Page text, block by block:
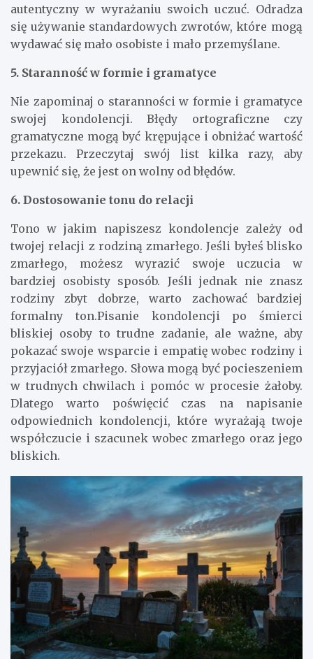
autentyczny w wyrażaniu swoich uczuć. Odradza
się używanie standardowych zwrotów, które mogą
wydawać się mało osobiste i mało przemyślane.
5. Staranność w formie i gramatyce
Nie zapominaj o staranności w formie i gramatyce
swojej kondolencji. Błędy ortograficzne czy
gramatyczne mogą być krępujące i obniżać wartość
przekazu. Przeczytaj swój list kilka razy, aby
upewnić się, że jest on wolny od błędów.
6. Dostosowanie tonu do relacji
Tono w jakim napiszesz kondolencje zależy od
twojej relacji z rodziną zmarłego. Jeśli byłeś blisko
zmarłego, możesz wyrazić swoje uczucia w
bardziej osobisty sposób. Jeśli jednak nie znasz
rodziny zbyt dobrze, warto zachować bardziej
formalny ton.Pisanie kondolencji po śmierci
bliskiej osoby to trudne zadanie, ale ważne, aby
pokazać swoje wsparcie i empatię wobec rodziny i
przyjaciół zmarłego. Słowa mogą być pocieszeniem
w trudnych chwilach i pomóc w procesie żałoby.
Dlatego warto poświęcić czas na napisanie
odpowiednich kondolencji, które wyrażają twoje
współczucie i szacunek wobec zmarłego oraz jego
bliskich.